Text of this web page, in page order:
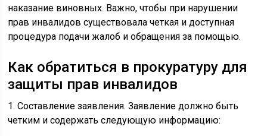
наказание виновных. Важно, чтобы при нарушении
прав инвалидов существовала четкая и доступная
процедура подачи жалоб и обращения за помощью.
Как обратиться в прокуратуру для
защиты прав инвалидов
1. Составление заявления. Заявление должно быть
четким и содержать следующую информацию: